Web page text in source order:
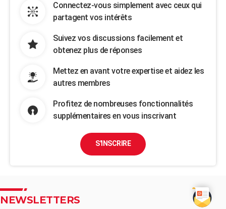
Connectez-vous simplement avec ceux qui
partagent vos intérêts
Suivez vos discussions facilement et
obtenez plus de réponses
Mettez en avant votre expertise et aidez les
autres membres
Profitez de nombreuses fonctionnalités
supplémentaires en vous inscrivant
S'INSCRIRE
NEWSLETTERS